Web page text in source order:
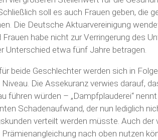
soll es auch Frauen geben, die
Die Deutsche Aktuarvereinigung
Frauen habe nicht zur Verringerung des
Unterschied etwa fünf Jahre betragen.
beide Geschlechter werden sich in
Die Assekuranz verwies darauf,
führen würden – „Dampfplauderei“
Schadenaufwand, der nun lediglich
verteilt werden müsste. Auch
Prämienangleichung nach oben nutzen